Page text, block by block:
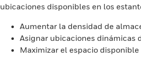
ubicaciones disponibles en los
Aumentar la densidad de
Asignar ubicaciones dinámicas
Maximizar el espacio